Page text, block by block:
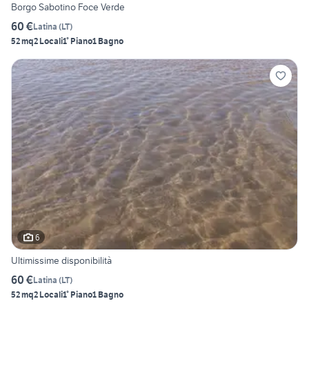
Borgo Sabotino Foce Verde
60 €Latina (LT)
52 mq2 Locali1° Piano1 Bagno
6
Ultimissime disponibilità
60 €Latina (LT)
52 mq2 Locali1° Piano1 Bagno